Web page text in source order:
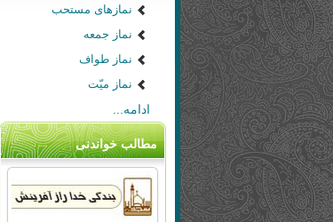
نمازهای مستحب
نماز جمعه
نماز طواف
نماز میّت
ادامه...
مطالب خواندنی